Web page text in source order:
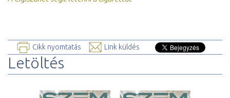
Cikk nyomtatás Link küldés
Letöltés